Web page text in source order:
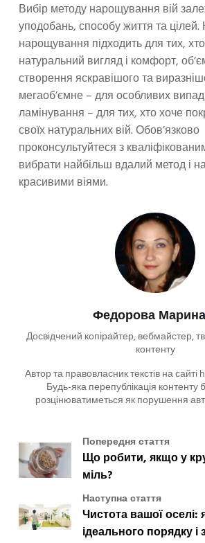
Вибір методу нарощування вій
уподобань, способу життя та цілей.
нарощування підходить для тих,
натуральний вигляд і комфорт,
створення яскравішого та
мегаоб’ємне – для особливих
ламінування – для тих, хто хоче
своїх натуральних вій. Обов’язково
проконсультуйтеся з
вибрати найбільш вдалий метод і
красивими віями.
Федорова Марина
Досвідчений копірайтер, вебмайстер,
контенту
Автор та правовласник текстів на
Будь-яка перепублікація контенту
розцінюватиметься як порушення
Попередня стаття
Що робити, якщо у
міль?
Наступна стаття
Чистота вашої оселі:
ідеального порядку